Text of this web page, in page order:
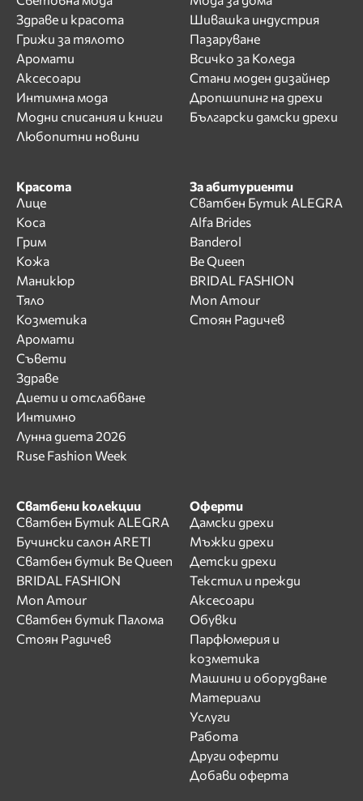
Здраве и красота
Грижи за тялото
Аромати
Аксесоари
Интимна мода
Модни списания и книги
Любопитни новини
Шивашка индустрия
Пазаруване
Всичко за Коледа
Стани моден дизайнер
Дропшипинг на дрехи
Български дамски дрехи
Красота
Лице
Коса
Грим
Кожа
Маникюр
Тяло
Козметика
Аромати
Съвети
Здраве
Диети и отслабване
Интимно
Лунна диета 2026
Ruse Fashion Week
За абитуриенти
Сватбен Бутик ALEGRA
Alfa Brides
Banderol
Be Queen
BRIDAL FASHION
Mon Amour
Стоян Радичев
Сватбени колекции
Сватбен Бутик ALEGRA
Бучински салон ARETI
Сватбен бутик Be Queen
BRIDAL FASHION
Mon Amour
Сватбен бутик Палома
Стоян Радичев
Оферти
Дамски дрехи
Мъжки дрехи
Детски дрехи
Текстил и прежди
Аксесоари
Обувки
Парфюмерия и
козметика
Машини и оборудване
Материали
Услуги
Работа
Други оферти
Добави оферта